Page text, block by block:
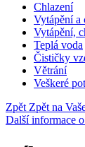
Chlazení
Vytápění a
Vytápění,
Teplá voda
Čističky
Větrání
Veškeré
Zpět Zpět na
Další informace